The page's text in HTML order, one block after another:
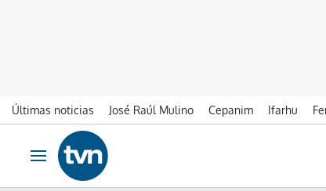
Últimas noticias José Raúl Mulino Cepanim Ifarhu
Ir al contenido
Obrir navegació